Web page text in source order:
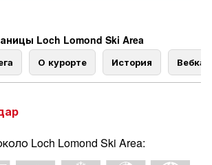
Loch Lomond Ski Area
О курорте История
Loch Lomond Ski Area: